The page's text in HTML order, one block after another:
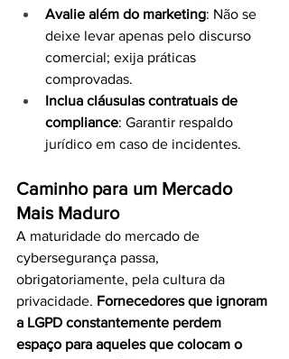
Avalie além do marketing: Não se
deixe levar apenas pelo discurso
comercial; exija práticas
comprovadas.
Inclua cláusulas contratuais de
compliance: Garantir respaldo
jurídico em caso de incidentes.
Caminho para um Mercado
Mais Maduro
A maturidade do mercado de
cybersegurança passa,
obrigatoriamente, pela cultura da
privacidade. Fornecedores que ignoram
a LGPD constantemente perdem
espaço para aqueles que colocam o